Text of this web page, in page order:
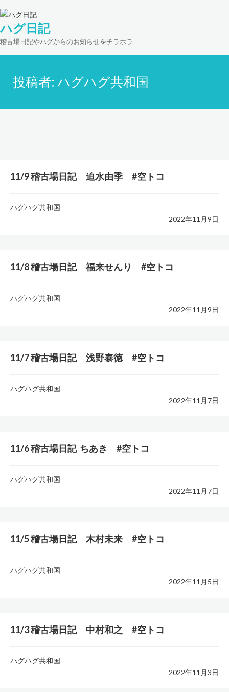
ハグ日記
稽古場日記やハグからのお知らせをチラホラ
投稿者: ハグハグ共和国
11/9 稽古場日記 迫水由季 #空トコ
ハグハグ共和国
2022年11月9日
11/8 稽古場日記 福来せんり #空トコ
ハグハグ共和国
2022年11月9日
11/7 稽古場日記 浅野泰徳 #空トコ
ハグハグ共和国
2022年11月7日
11/6 稽古場日記 ちあき #空トコ
ハグハグ共和国
2022年11月7日
11/5 稽古場日記 木村未来 #空トコ
ハグハグ共和国
2022年11月5日
11/3 稽古場日記 中村和之 #空トコ
ハグハグ共和国
2022年11月3日